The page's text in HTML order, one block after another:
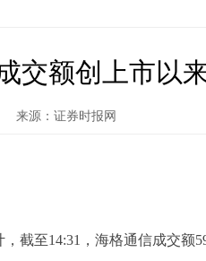
交额创上市以
来源：证券时报网
截至14:31，海格通信成交额